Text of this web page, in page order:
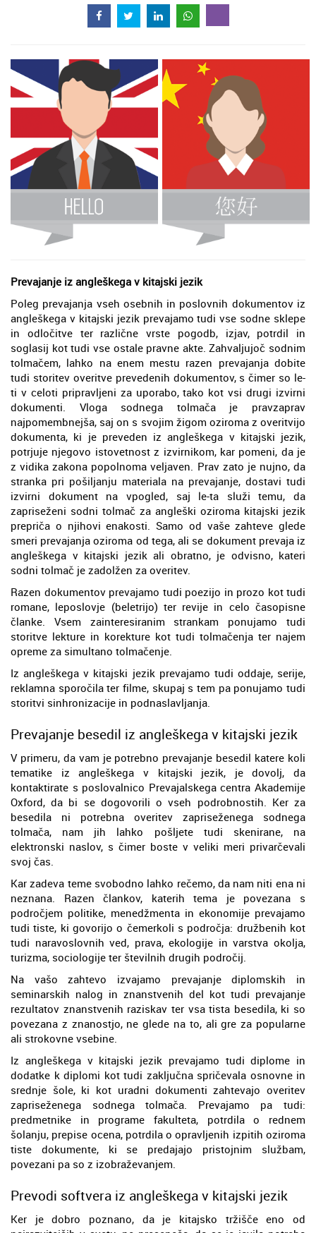
Prevajanje iz angleškega v kitajski jezik
Poleg prevajanja vseh osebnih in poslovnih dokumentov iz
angleškega v kitajski jezik prevajamo tudi vse sodne sklepe
in odločitve ter različne vrste pogodb, izjav, potrdil in
soglasij kot tudi vse ostale pravne akte. Zahvaljujoč sodnim
tolmačem, lahko na enem mestu razen prevajanja dobite
tudi storitev overitve prevedenih dokumentov, s čimer so le-
ti v celoti pripravljeni za uporabo, tako kot vsi drugi izvirni
dokumenti. Vloga sodnega tolmača je pravzaprav
najpomembnejša, saj on s svojim žigom oziroma z overitvijo
dokumenta, ki je preveden iz angleškega v kitajski jezik,
potrjuje njegovo istovetnost z izvirnikom, kar pomeni, da je
z vidika zakona popolnoma veljaven. Prav zato je nujno, da
stranka pri pošiljanju materiala na prevajanje, dostavi tudi
izvirni dokument na vpogled, saj le-ta služi temu, da
zapriseženi sodni tolmač za angleški oziroma kitajski jezik
prepriča o njihovi enakosti. Samo od vaše zahteve glede
smeri prevajanja oziroma od tega, ali se dokument prevaja iz
angleškega v kitajski jezik ali obratno, je odvisno, kateri
sodni tolmač je zadolžen za overitev.
Razen dokumentov prevajamo tudi poezijo in prozo kot tudi
romane, leposlovje (beletrijo) ter revije in celo časopisne
članke. Vsem zainteresiranim strankam ponujamo tudi
storitve lekture in korekture kot tudi tolmačenja ter najem
opreme za simultano tolmačenje.
Iz angleškega v kitajski jezik prevajamo tudi oddaje, serije,
reklamna sporočila ter filme, skupaj s tem pa ponujamo tudi
storitvi sinhronizacije in podnaslavljanja.
Prevajanje besedil iz angleškega v kitajski jezik
V primeru, da vam je potrebno prevajanje besedil katere koli
tematike iz angleškega v kitajski jezik, je dovolj, da
kontaktirate s poslovalnico Prevajalskega centra Akademije
Oxford, da bi se dogovorili o vseh podrobnostih. Ker za
besedila ni potrebna overitev zapriseženega sodnega
tolmača, nam jih lahko pošljete tudi skenirane, na
elektronski naslov, s čimer boste v veliki meri privarčevali
svoj čas.
Kar zadeva teme svobodno lahko rečemo, da nam niti ena ni
neznana. Razen člankov, katerih tema je povezana s
področjem politike, menedžmenta in ekonomije prevajamo
tudi tiste, ki govorijo o čemerkoli s področja: družbenih kot
tudi naravoslovnih ved, prava, ekologije in varstva okolja,
turizma, sociologije ter številnih drugih področij.
Na vašo zahtevo izvajamo prevajanje diplomskih in
seminarskih nalog in znanstvenih del kot tudi prevajanje
rezultatov znanstvenih raziskav ter vsa tista besedila, ki so
povezana z znanostjo, ne glede na to, ali gre za popularne
ali strokovne vsebine.
Iz angleškega v kitajski jezik prevajamo tudi diplome in
dodatke k diplomi kot tudi zaključna spričevala osnovne in
srednje šole, ki kot uradni dokumenti zahtevajo overitev
zapriseženega sodnega tolmača. Prevajamo pa tudi:
predmetnike in programe fakulteta, potrdila o rednem
šolanju, prepise ocena, potrdila o opravljenih izpitih oziroma
tiste dokumente, ki se predajajo pristojnim službam,
povezani pa so z izobraževanjem.
Prevodi softvera iz angleškega v kitajski jezik
Ker je dobro poznano, da je kitajsko tržišče eno od